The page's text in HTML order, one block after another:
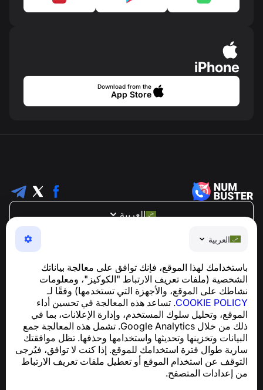
العربية
باستخدامك لهذا الموقع، فإنك توافق على معالجة بياناتك
الشخصية (ملفات تعريف الارتباط "الكوكيز"، ومعلومات
نشاطك على الموقع، والأجهزة التي تستخدمها) وفقًا لـ
COOKIE POLICY. تساعد هذه المعالجة في تحسين أداء
الموقع، وتحليل سلوك المستخدم، وإدارة الإعلانات، بما في
ذلك من خلال Google Analytics. تشمل هذه المعالجة جمع
البيانات وتخزينها وتحديثها واستخدامها وحذفها. تظل موافقتك
سارية طوال فترة استخدامك للموقع. إذا كنت لا توافق، فيُرجى
التوقف عن استخدام الموقع أو تعطيل ملفات تعريف الارتباط
من إعدادات المتصفح.
iPhone
Download from the
App Store
العربية
NumBuster © 2013—2026 ·
support@numbuster.com
تطبيق سهل الاستخدام يحميك من الاحتيال الهاتفي، الرسائل
للاستفسارات المتعلقة بالامتثال للائحة العامة لحماية البيانات
support@numbuster.com
مركز المساعدة
الأخبار والمقالات
حول المشروع
جهات الاتصال